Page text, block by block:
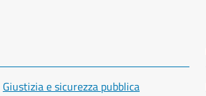
Giustizia e sicurezza pubblica